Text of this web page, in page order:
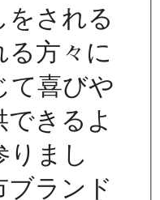
をされる
る方々に
て喜びや
きるよ
りまし
ブランド